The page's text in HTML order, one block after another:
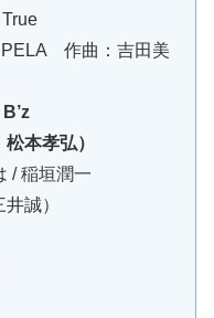
作曲：吉田美
本孝弘）
/ 稲垣潤一
誠）